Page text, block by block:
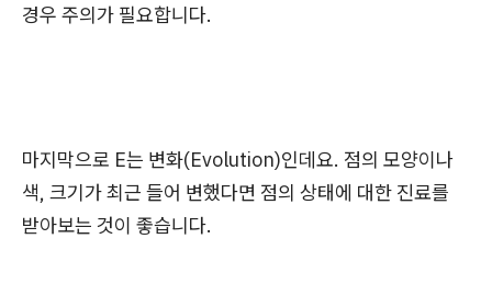
경우 주의가 필요합니다.
마지막으로 E는 변화(Evolution)인데요. 점의 모양이나
색, 크기가 최근 들어 변했다면 점의 상태에 대한 진료를
받아보는 것이 좋습니다.